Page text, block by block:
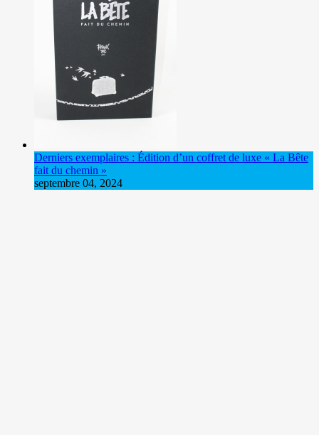
Derniers exemplaires : Édition d’un coffret de luxe « La Bête
fait du chemin »
septembre 04, 2024